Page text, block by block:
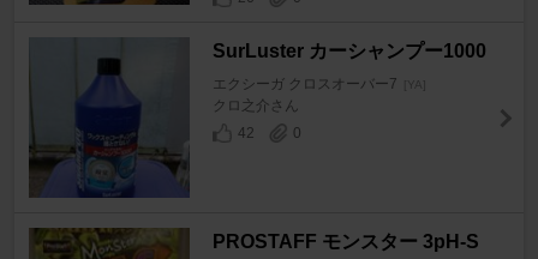
SurLuster カーシャンプー1000
エクシーガ クロスオーバー7 [YA]
クロ之介さん
42
0
PROSTAFF モンスター 3pH-S